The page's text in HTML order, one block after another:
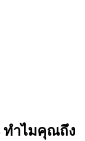
ทำไมคุณถึง